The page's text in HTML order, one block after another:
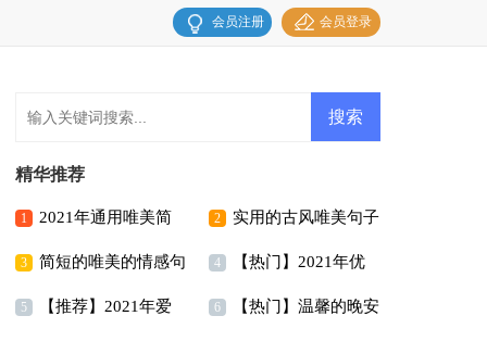
会员登录
会员注册
精华推荐
1 2021年通用唯美简
短句子锦集69条
2 实用的古风唯美句子
摘录58条
3 简短的唯美的情感句
子集合100条
4 【热门】2021年优
美的早安朋友圈问候语
5 【推荐】2021年爱 6 【热门】温馨的晚安